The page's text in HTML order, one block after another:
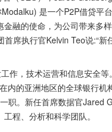
是一个P2P借贷平
融的使命，为公司带来多
席执行官Kelvin Teo说:“新
作，技术运营和信息安全
的亚洲地区的全球银行机
职。新任首席数据官Jared
程、分析和科学团队。